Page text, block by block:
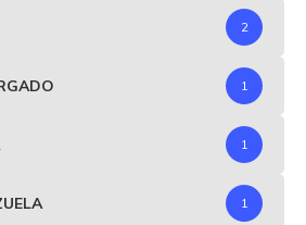
2
1
1
1